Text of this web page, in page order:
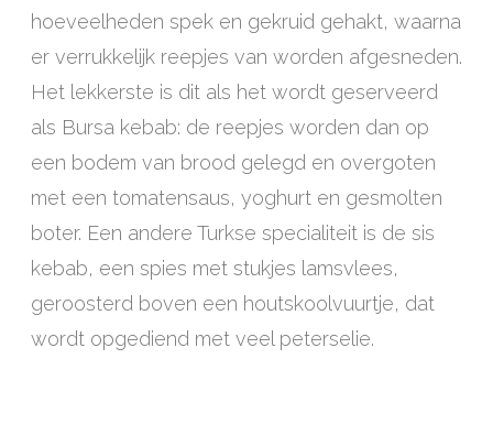
hoeveelheden spek en gekruid gehakt, waarna
er verrukkelijk reepjes van worden afgesneden.
Het lekkerste is dit als het wordt geserveerd
als Bursa kebab: de reepjes worden dan op
een bodem van brood gelegd en overgoten
met een tomatensaus, yoghurt en gesmolten
boter. Een andere Turkse specialiteit is de sis
kebab, een spies met stukjes lamsvlees,
geroosterd boven een houtskoolvuurtje, dat
wordt opgediend met veel peterselie.